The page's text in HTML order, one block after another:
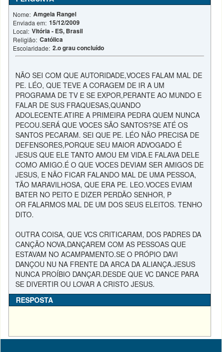
Nome: Amgela Rangel
Enviada em: 15/12/2009
Local: Vitória - ES, Brasil
Religião: Católica
Escolaridade: 2.o grau concluído
NÃO SEI COM QUE AUTORIDADE,VOCES FALAM MAL DE
PE. LÉO, QUE TEVE A CORAGEM DE IR A UM
PROGRAMA DE TV E SE EXPOR,PERANTE AO MUNDO E
FALAR DE SUS FRAQUESAS,QUANDO
ADOLECENTE.ATIRE A PRIMEIRA PEDRA QUEM NUNCA
PECOU.SERÁ QUE VOCES SÃO SANTOS?SE ATÉ OS
SANTOS PECARAM. SEI QUE PE. LÉO NÃO PRECISA DE
DEFENSORES,PORQUE SEU MAIOR ADVOGADO É
JESUS QUE ELE TANTO AMOU EM VIDA.E FALAVA DELE
COMO AMIGO.É O QUE VOCES DEVIAM SER AMIGOS DE
JESUS, E NÃO FICAR FALANDO MAL DE UMA PESSOA,
TÃO MARAVILHOSA, QUE ERA PE. LEO.VOCES EVIAM
BATER NO PEITO E DIZER PERDÃO SENHOR, P
OR FALARMOS MAL DE UM DOS SEUS ELEITOS. TENHO
DITO.
OUTRA COISA, QUE VCS CRITICARAM, DOS PADRES DA
CANÇÃO NOVA,DANÇAREM COM AS PESSOAS QUE
ESTAVAM NO ACAMPAMENTO.SE O PRÓPIO DAVI
DANÇOU NU NA FRENTE DA ARCA DA ALIANÇA.JESUS
NUNCA PROÍBIO DANÇAR.DESDE QUE VC DANCE PARA
SE DIVERTIR OU LOVAR A CRISTO JESUS.
RESPOSTA